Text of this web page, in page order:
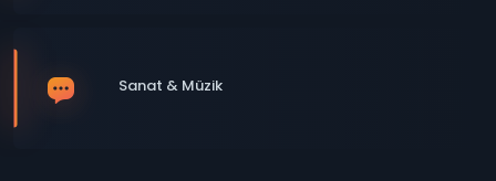
Sanat & Müzik